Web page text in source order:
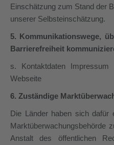
Einschätzung zum Stand der
unserer Selbsteinschätzung.
5. Kommunikationswege,
Barrierefreiheit
s. Kontaktdaten
Webseite
6. Zuständige
Die Länder haben sich dafür
Marktüberwachungsbehörde
Anstalt des öffentlichen